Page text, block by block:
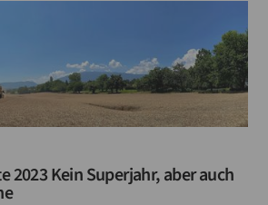
2023 Kein Superjahr, aber auch